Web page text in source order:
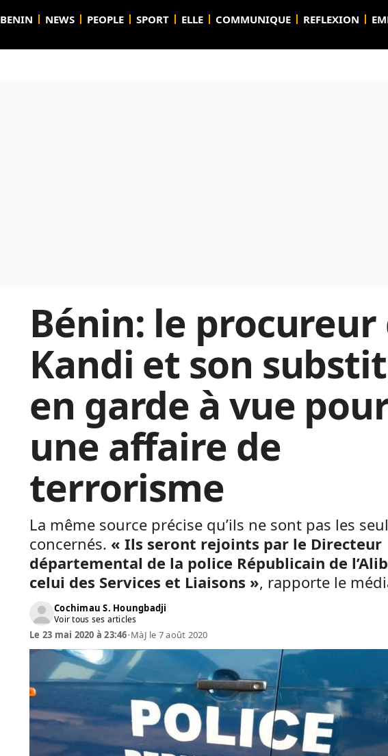
BENIN NEWS PEOPLE SPORT ELLE COMMUNIQUE REFLEXION
Bénin: le procureur
Kandi et son
en garde à vue
une affaire de
terrorisme
La même source précise qu’ils ne sont pas les
concernés. « Ils seront rejoints par le Directeur
départemental de la police Républicain de
celui des Services et Liaisons », rapporte le
Cochimau S. Houngbadji
Voir tous ses articles
Le 23 mai 2020 à 23:46•MàJ le 7 août 2020